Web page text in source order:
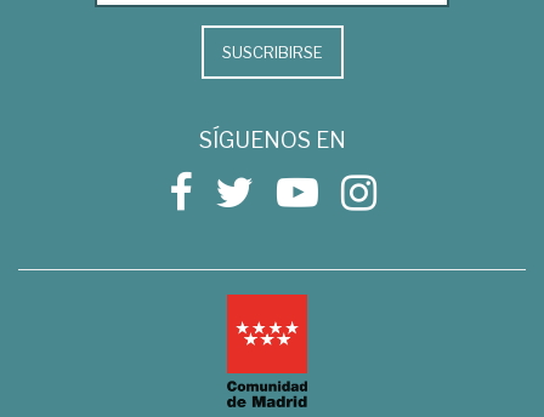
SUSCRIBIRSE
SÍGUENOS EN